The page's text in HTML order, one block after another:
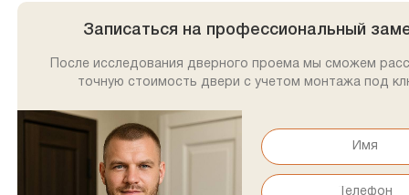
Записаться на профессиональный
После исследования дверного проема мы сможем
точную стоимость двери с учетом монтажа под